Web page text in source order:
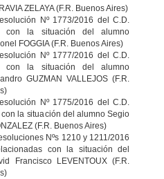
ZELAYA (F.R. Buenos Aires)
Nº 1773/2016 del C.D.
con la situación del alumno
FOGGIA (F.R. Buenos Aires)
Nº 1777/2016 del C.D.
con la situación del alumno
GUZMAN VALLEJOS (F.R.
Nº 1775/2016 del C.D.
la situación del alumno Segio
(F.R. Buenos Aires)
Nºs 1210 y 1211/2016
con la situación del
Francisco LEVENTOUX (F.R.